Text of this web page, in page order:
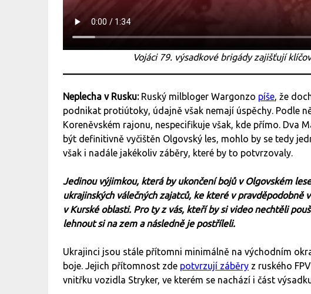
Vojáci 79. výsadkové brigády zajišťují
Neplecha v Rusku: Ruský milbloger Wargonzo píše, že
podnikat protiútoky, údajně však nemají úspěchy. Podle
Koreněvském rajonu, nespecifikuje však, kde přímo. Dva
být definitivně vyčištěn Olgovský les, mohlo by se tedy
však i nadále jakékoliv záběry, které by to potvrzovaly.
Jedinou výjimkou, která by ukončení bojů v Olgovském
ukrajinských válečných zajatců, ke které v pravděpodobně
v Kurské oblasti. Pro ty z vás, kteří by si video nechtěli
lehnout si na zem a následně je postříleli.
Ukrajinci jsou stále přítomni minimálně na východním
boje. Jejich přítomnost zde potvrzují záběry z ruského
vnitřku vozidla Stryker, ve kterém se nachází i část